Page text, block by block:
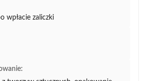
wpłacie zaliczki